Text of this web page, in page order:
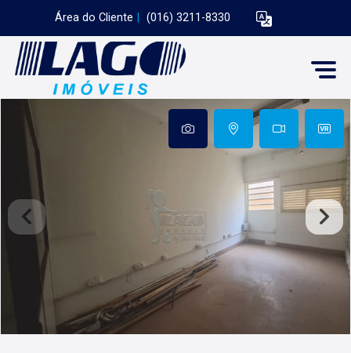
Área do Cliente (016) 3211-8330